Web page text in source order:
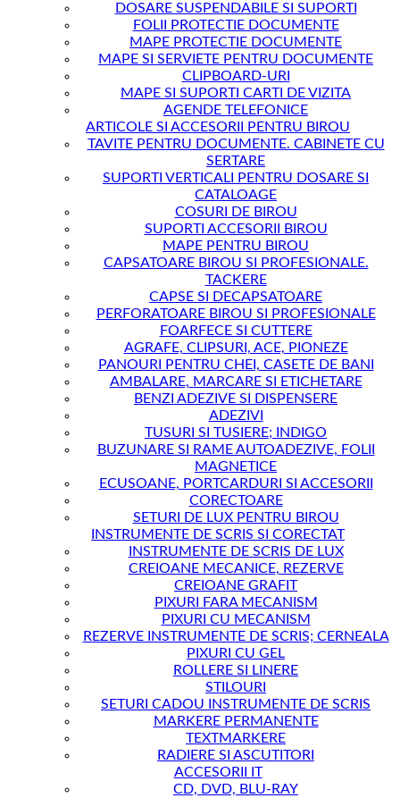
DOSARE SUSPENDABILE SI SUPORTI
FOLII PROTECTIE DOCUMENTE
MAPE PROTECTIE DOCUMENTE
MAPE SI SERVIETE PENTRU DOCUMENTE
CLIPBOARD-URI
MAPE SI SUPORTI CARTI DE VIZITA
AGENDE TELEFONICE
ARTICOLE SI ACCESORII PENTRU BIROU
TAVITE PENTRU DOCUMENTE. CABINETE CU
SERTARE
SUPORTI VERTICALI PENTRU DOSARE SI
CATALOAGE
COSURI DE BIROU
SUPORTI ACCESORII BIROU
MAPE PENTRU BIROU
CAPSATOARE BIROU SI PROFESIONALE.
TACKERE
CAPSE SI DECAPSATOARE
PERFORATOARE BIROU SI PROFESIONALE
FOARFECE SI CUTTERE
AGRAFE, CLIPSURI, ACE, PIONEZE
PANOURI PENTRU CHEI, CASETE DE BANI
AMBALARE, MARCARE SI ETICHETARE
BENZI ADEZIVE SI DISPENSERE
ADEZIVI
TUSURI SI TUSIERE; INDIGO
BUZUNARE SI RAME AUTOADEZIVE, FOLII
MAGNETICE
ECUSOANE, PORTCARDURI SI ACCESORII
CORECTOARE
SETURI DE LUX PENTRU BIROU
INSTRUMENTE DE SCRIS SI CORECTAT
INSTRUMENTE DE SCRIS DE LUX
CREIOANE MECANICE, REZERVE
CREIOANE GRAFIT
PIXURI FARA MECANISM
PIXURI CU MECANISM
REZERVE INSTRUMENTE DE SCRIS; CERNEALA
PIXURI CU GEL
ROLLERE SI LINERE
STILOURI
SETURI CADOU INSTRUMENTE DE SCRIS
MARKERE PERMANENTE
TEXTMARKERE
RADIERE SI ASCUTITORI
ACCESORII IT
CD, DVD, BLU-RAY